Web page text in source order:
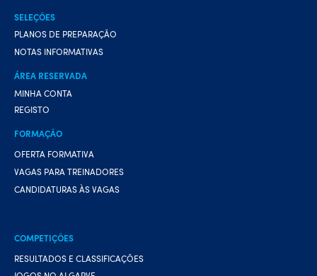
SELEÇÕES
PLANOS DE PREPARAÇÃO
NOTAS INFORMATIVAS
ÁREA RESERVADA
MINHA CONTA
REGISTO
FORMAÇÃO
OFERTA FORMATIVA
VAGAS PARA TREINADORES
CANDIDATURAS ÀS VAGAS
COMPETIÇÕES
RESULTADOS E CLASSIFICAÇÕES